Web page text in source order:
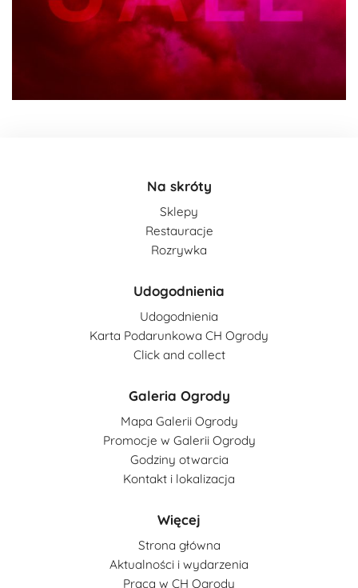
Na skróty
Sklepy
Restauracje
Rozrywka
Udogodnienia
Udogodnienia
Karta Podarunkowa CH Ogrody
Click and collect
Galeria Ogrody
Mapa Galerii Ogrody
Promocje w Galerii Ogrody
Godziny otwarcia
Kontakt i lokalizacja
Więcej
Strona główna
Aktualności i wydarzenia
Praca w CH Ogrody